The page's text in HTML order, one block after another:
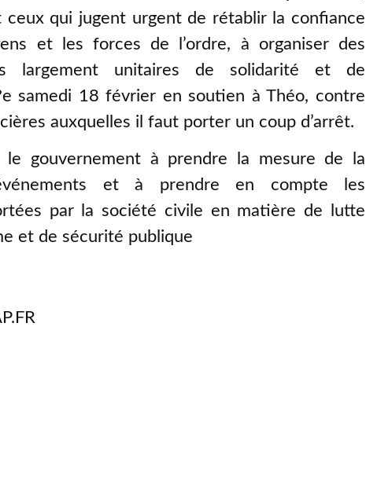
qui jugent urgent de rétablir la confiance
et les forces de l’ordre, à organiser des
largement unitaires de solidarité et de
samedi 18 février en soutien à Théo, contre
auxquelles il faut porter un coup d’arrêt.
le gouvernement à prendre la mesure de la
et à prendre en compte les
par la société civile en matière de lutte
et de sécurité publique